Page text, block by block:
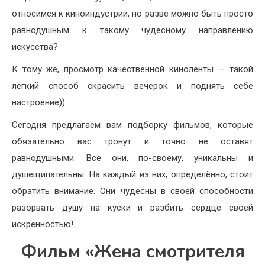
относимся к киноиндустрии, но разве можно быть просто
равнодушным к такому чудесному направлению
искусства?
К тому же, просмотр качественной киноленты — такой
лёгкий способ скрасить вечерок и поднять себе
настроение))
Сегодня предлагаем вам подборку фильмов, которые
обязательно вас тронут и точно не оставят
равнодушными. Все они, по-своему, уникальны и
душещипательны. На каждый из них, определённо, стоит
обратить внимание. Они чудесны в своей способности
разорвать душу на куски и разбить сердце своей
искренностью!
Фильм «Жена смотрителя